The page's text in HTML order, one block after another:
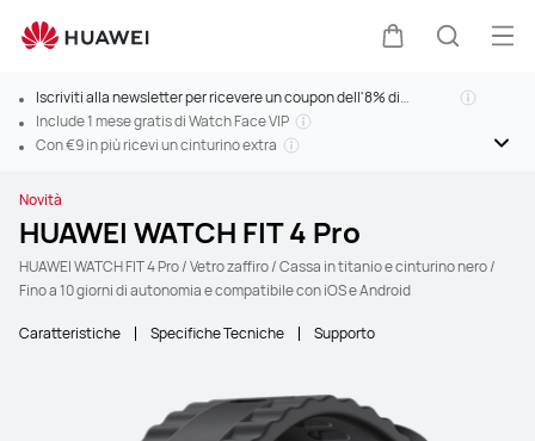
Iscriviti alla newsletter per ricevere un coupon dell'8% di
sconto>
Include 1 mese gratis di Watch Face VIP
Con €9 in più ricevi un cinturino extra
Novità
HUAWEI WATCH FIT 4 Pro
HUAWEI WATCH FIT 4 Pro / Vetro zaffiro / Cassa in titanio e cinturino nero /
Fino a 10 giorni di autonomia e compatibile con iOS e Android
Caratteristiche Specifiche Tecniche Supporto